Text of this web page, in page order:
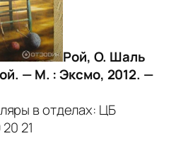
Рой, О. Шаль
— М. : Эксмо, 2012. —
в отделах: ЦБ
21